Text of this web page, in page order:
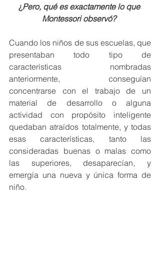
¿Pero, qué es exactamente lo que
Montessori observó?
Cuando los niños de sus escuelas, que
presentaban todo tipo de
características nombradas
anteriormente, conseguían
concentrarse con el trabajo de un
material de desarrollo o alguna
actividad con propósito inteligente
quedaban atraídos totalmente, y todas
esas características, tanto las
consideradas buenas o malas como
las superiores, desaparecían, y
emergía una nueva y única forma de
niño.